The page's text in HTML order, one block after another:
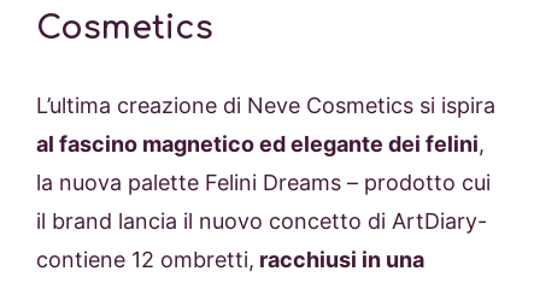
Cosmetics
L’ultima creazione di Neve Cosmetics si ispira
al fascino magnetico ed elegante dei felini,
la nuova palette Felini Dreams – prodotto cui
il brand lancia il nuovo concetto di ArtDiary-
contiene 12 ombretti, racchiusi in una